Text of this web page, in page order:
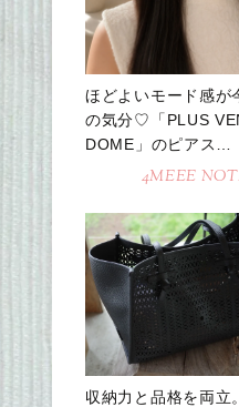
ほどよいモード感が
の気分♡「PLUS
DOME」のピアスが
4MEEE
収納力と品格を両立。